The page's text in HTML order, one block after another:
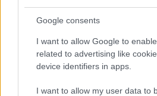
Google consents
I want to allow Google to
related to advertising like
device identifiers in apps.
I want to allow my user data to